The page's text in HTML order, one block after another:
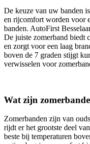
De keuze van uw banden
en rijcomfort worden voor
banden. AutoFirst
De juiste zomerband biedt
en zorgt voor een laag
boven de 7 graden stijgt
verwisselen voor
Wat zijn
Zomerbanden zijn van
rijdt er het grootste deel
beste bij temperaturen